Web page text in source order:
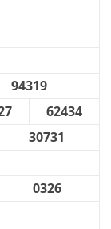
94319
62434
30731
0326